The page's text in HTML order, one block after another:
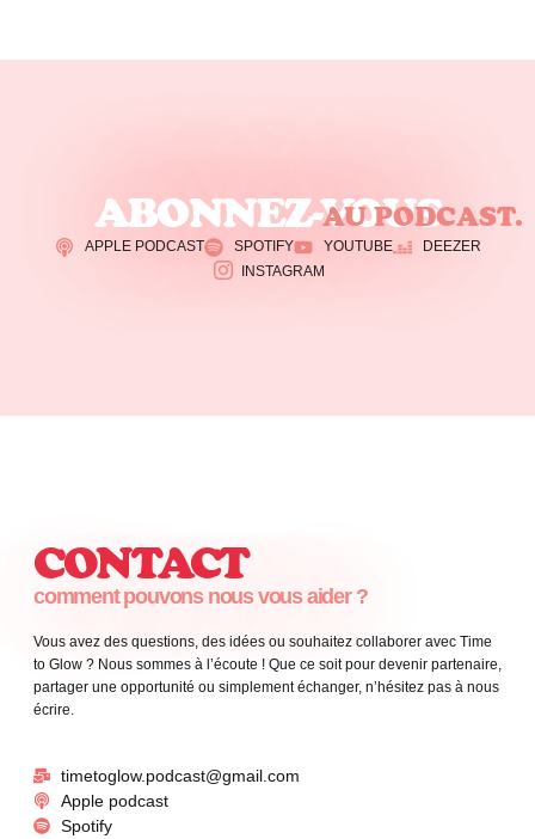
ABONNEZ-VOUS
AU PODCAST.
APPLE PODCAST SPOTIFY YOUTUBE
DEEZER
INSTAGRAM
CONTACT
comment pouvons nous vous aider ?
Vous avez des questions, des idées ou souhaitez collaborer avec Time
to Glow ? Nous sommes à l’écoute ! Que ce soit pour devenir partenaire,
partager une opportunité ou simplement échanger, n’hésitez pas à nous
écrire.
timetoglow.podcast@gmail.com
Apple podcast
Spotify